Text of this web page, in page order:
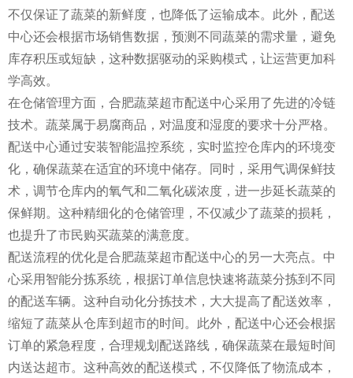
不仅保证了蔬菜的新鲜度，也降低了运输成本。此外，配送
中心还会根据市场销售数据，预测不同蔬菜的需求量，避免
库存积压或短缺，这种数据驱动的采购模式，让运营更加科
学高效。
在仓储管理方面，合肥蔬菜超市配送中心采用了先进的冷链
技术。蔬菜属于易腐商品，对温度和湿度的要求十分严格。
配送中心通过安装智能温控系统，实时监控仓库内的环境变
化，确保蔬菜在适宜的环境中储存。同时，采用气调保鲜技
术，调节仓库内的氧气和二氧化碳浓度，进一步延长蔬菜的
保鲜期。这种精细化的仓储管理，不仅减少了蔬菜的损耗，
也提升了市民购买蔬菜的满意度。
配送流程的优化是合肥蔬菜超市配送中心的另一大亮点。中
心采用智能分拣系统，根据订单信息快速将蔬菜分拣到不同
的配送车辆。这种自动化分拣技术，大大提高了配送效率，
缩短了蔬菜从仓库到超市的时间。此外，配送中心还会根据
订单的紧急程度，合理规划配送路线，确保蔬菜在最短时间
内送达超市。这种高效的配送模式，不仅降低了物流成本，